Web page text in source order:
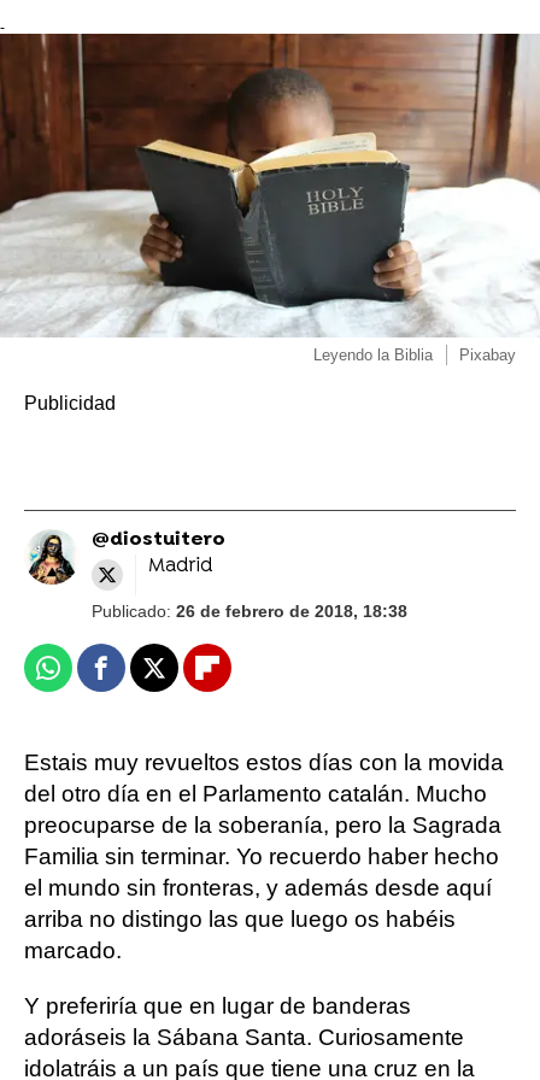
-
Leyendo la Biblia Pixabay
@diostuitero
Madrid
Publicado: 26 de febrero de 2018, 18:38
WhatsappFacebook
X Flipboard
Estais muy revueltos estos días con la movida
del otro día en el Parlamento catalán. Mucho
preocuparse de la soberanía, pero la Sagrada
Familia sin terminar. Yo recuerdo haber hecho
el mundo sin fronteras, y además desde aquí
arriba no distingo las que luego os habéis
marcado.
Y preferiría que en lugar de banderas
adoráseis la Sábana Santa. Curiosamente
idolatráis a un país que tiene una cruz en la